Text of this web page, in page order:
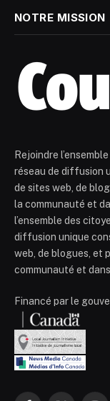
NOTRE MISSION
Rejoindre
réseau de diffusion
de sites web, de
la communauté et
l’ensemble des
diffusion unique
web, de blogues, et
communauté et
Financé par le